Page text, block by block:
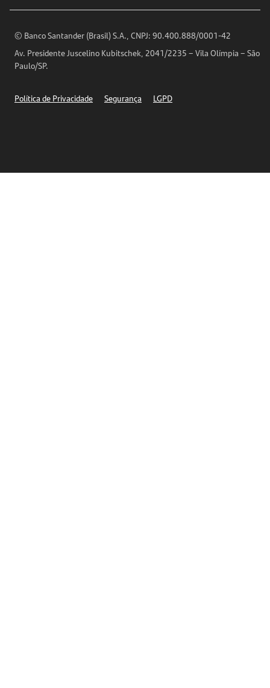
Definições de Cookies
Encontre nossas agências
Horários de Atendimento
Telefones
© Banco Santander (Brasil) S.A., CNPJ: 90.400.888/0001-42
Av. Presidente Juscelino Kubitschek, 2041/2235 – Vila Olímpia – São
Paulo/SP.
Política de Privacidade Segurança LGPD